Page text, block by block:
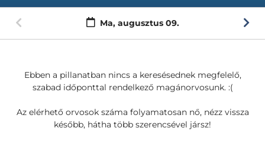
Ma, augusztus 09.
Ebben a pillanatban nincs a keresésednek megfelelő,
szabad időponttal rendelkező magánorvosunk. :(
Az elérhető orvosok száma folyamatosan nő, nézz vissza
később, hátha több szerencsével jársz!